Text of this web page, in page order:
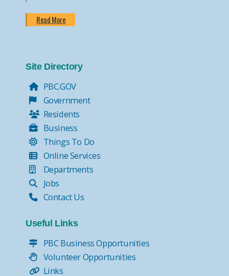
Read More
Site Directory
PBC.GOV
Government
Residents
Business
Things To Do
Online Services
Departments
Jobs
Contact Us
Useful Links
PBC Business Opportunities
Volunteer Opportunities
Links